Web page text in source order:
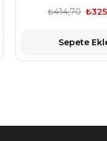
₺414,70
Sepete